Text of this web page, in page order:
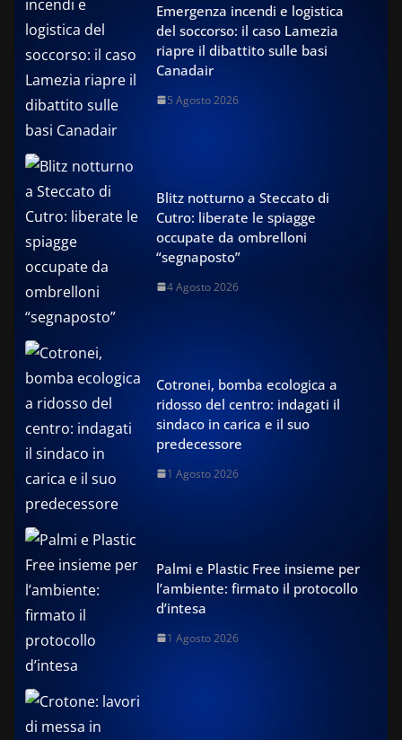
Emergenza incendi e logistica
del soccorso: il caso Lamezia
riapre il dibattito sulle basi
Canadair
5 Agosto 2026
Blitz notturno a Steccato di
Cutro: liberate le spiagge
occupate da ombrelloni
“segnaposto”
4 Agosto 2026
Cotronei, bomba ecologica a
ridosso del centro: indagati il
sindaco in carica e il suo
predecessore
1 Agosto 2026
Palmi e Plastic Free insieme per
l’ambiente: firmato il protocollo
d’intesa
1 Agosto 2026